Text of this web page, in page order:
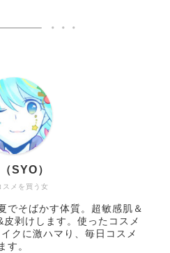
スメを買う女
SYO）
でそばかす体質。超敏感肌＆
剥けします。使ったコスメ
クに激ハマり、毎日コスメ
す。